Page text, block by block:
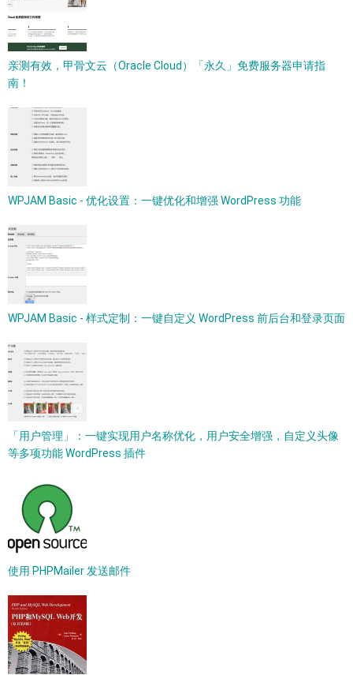
亲测有效，甲骨文云（Oracle Cloud）「永久」免费服务器申请指
南！
WPJAM Basic - 优化设置：一键优化和增强 WordPress 功能
WPJAM Basic - 样式定制：一键自定义 WordPress 前后台和登录页面
「用户管理」：一键实现用户名称优化，用户安全增强，自定义头像
等多项功能 WordPress 插件
使用 PHPMailer 发送邮件